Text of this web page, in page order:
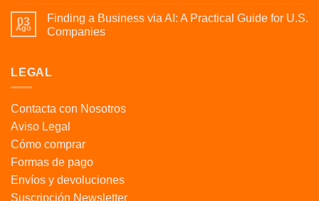
03
Ago
Finding a Business via AI: A Practical Guide for U.S.
Companies
LEGAL
Contacta con Nosotros
Aviso Legal
Cómo comprar
Formas de pago
Envíos y devoluciones
Suscripción Newsletter